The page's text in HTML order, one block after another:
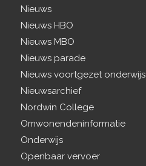
Nieuws
Nieuws HBO
Nieuws MBO
Nieuws parade
Nieuws voortgezet onderwijs
Nieuwsarchief
Nordwin College
Omwonendeninformatie
Onderwijs
Openbaar vervoer